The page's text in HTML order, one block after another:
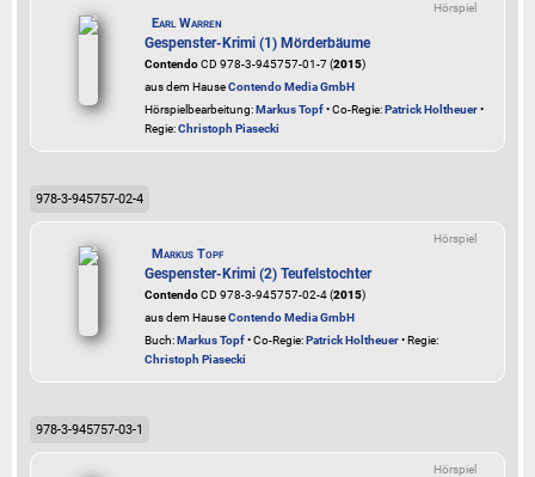
Hörspiel
Earl Warren
Gespenster-Krimi (1) Mörderbäume
ContendoCD 978-3-945757-01-7 (2015)
aus dem HauseContendo Media GmbH
Hörspielbearbeitung:Markus Topf• Co-Regie:Patrick Holtheuer•
Regie:Christoph Piasecki
978-3-945757-02-4
Hörspiel
Markus Topf
Gespenster-Krimi (2) Teufelstochter
ContendoCD 978-3-945757-02-4 (2015)
aus dem HauseContendo Media GmbH
Buch:Markus Topf• Co-Regie:Patrick Holtheuer• Regie:
Christoph Piasecki
978-3-945757-03-1
Hörspiel